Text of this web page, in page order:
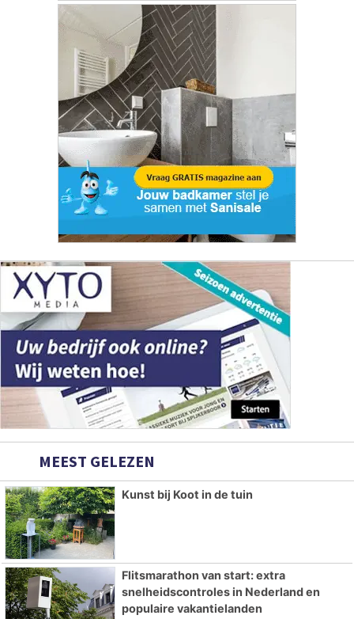
MEEST GELEZEN
Kunst bij Koot in de tuin
Flitsmarathon van start: extra
snelheidscontroles in Nederland en
populaire vakantielanden